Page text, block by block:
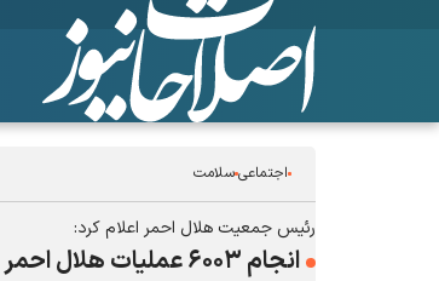
اجتماعیسلامت
رئیس جمعیت هلال احمر اعلام کرد:
انجام ۶۰۰۳ عملیات هلال احمر در جنگ ۴۰ روزه و نجات ۷۲۱۵ نفر از زیر آوار